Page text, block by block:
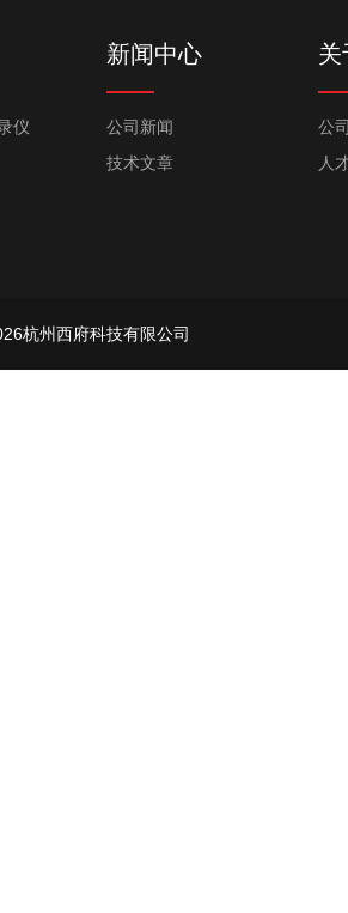
仪
新闻中心
公司新闻
技术文章
关
公
人
杭州西府科技有限公司